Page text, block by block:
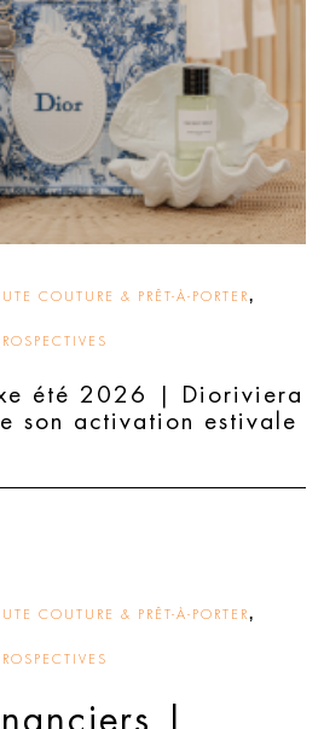
COUTURE & PRÊT-À-PORTER,
été 2026 | Dioriviera
son activation estivale
COUTURE & PRÊT-À-PORTER,
|